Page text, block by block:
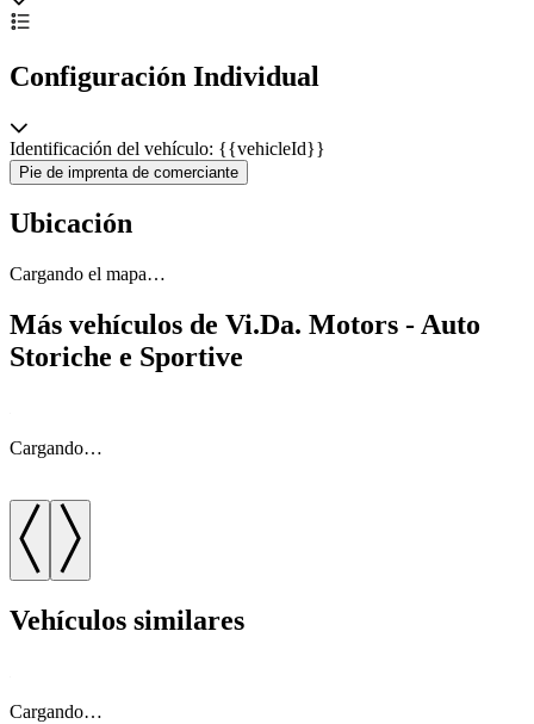
Configuración Individual
Identificación del vehículo: {{vehicleId}}
Pie de imprenta de comerciante
Ubicación
Cargando el mapa…
Más vehículos de Vi.Da. Motors - Auto
Storiche e Sportive
Cargando…
Vehículos similares
Cargando…